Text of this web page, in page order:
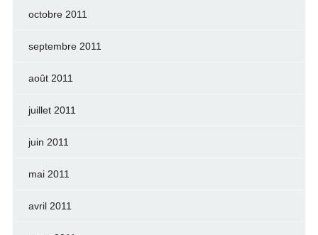
octobre 2011
septembre 2011
août 2011
juillet 2011
juin 2011
mai 2011
avril 2011